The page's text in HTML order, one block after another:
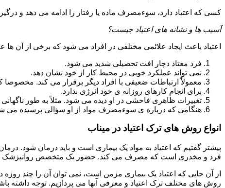
کسی که اعتیاد دارد، سوءمصرف ماده یا رفتار را ادامه می دهد و
آسیب ها و نشانه های اعتیاد چیست؟
اعتیاد باعث ایجاد علائمی مختلفی در افراد می شود که برخی از آن ها
فرد معتاد دچار افت تحصیلی شدید می شود.
نمی تواند عملکرد خوبی در محیط کار از خود نشان دهد.
معمولاً ارتباطات ضعیفی با افراد دیگر برقرار می کند.
برای انجام کارهای روزانه ی خود انرژی ندارد.
تغییرات ظاهری فاحشی در او دیده می شود. مثلاً به طور
هنگامی که درباره ی سوءمصرف مواد از او سؤالی پرسیده می
انواع روش های ترک اعتیاد در میناب
پیشتر گفتیم که اعتیاد به مواد یک بیماری است و باید درمان شود.
فرد و مخدری است که مصرف می کند. حضور یک متخصص روانپزشک
از آن جایی که اعتیاد یک بیماری مزمن است، نمی توان آن را چند
روش های مختلف ترک اعتیاد و معرفی آنها می پردازیم. توجه داشته